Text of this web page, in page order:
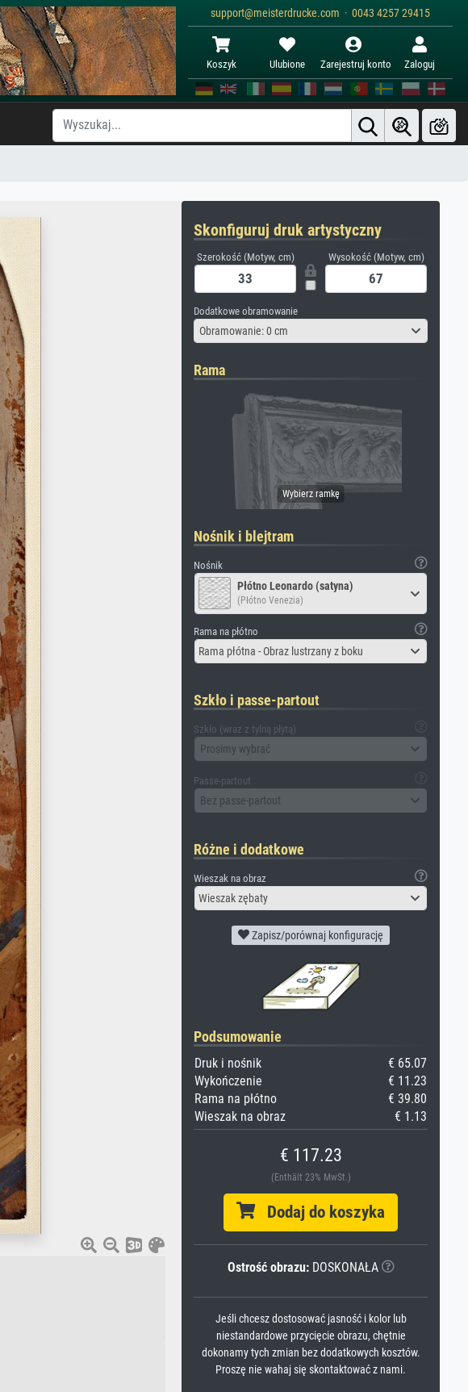
support@meisterdrucke.com · 0043 4257 29415
Koszyk Ulubione Zarejestruj konto Zaloguj
Skonfiguruj druk artystyczny
Szerokość (Motyw, cm) Wysokość (Motyw, cm)
Dodatkowe obramowanie
Obramowanie: 0 cm
Rama
Nośnik i blejtram
Nośnik
Płótno Leonardo (satyna)
(Płótno Venezia)
Rama na płótno
Rama płótna - Obraz lustrzany z boku
Szkło i passe-partout
Szkło (wraz z tylną płytą)
Prosimy wybrać
Passe-partout
Bez passe-partout
Różne i dodatkowe
Wieszak na obraz
Wieszak zębaty
Zapisz/porównaj konfigurację
Podsumowanie
Druk i nośnik
€ 65.07
Wykończenie
€ 11.23
Rama na płótno
€ 39.80
Wieszak na obraz
€ 1.13
€ 117.23
(Enthält 23% MwSt.)
Dodaj do koszyka
Ostrość obrazu:DOSKONAŁA
Jeśli chcesz dostosować jasność i kolor lub
niestandardowe przycięcie obrazu, chętnie
dokonamy tych zmian bez dodatkowych kosztów.
Proszę nie wahaj się skontaktować z nami.